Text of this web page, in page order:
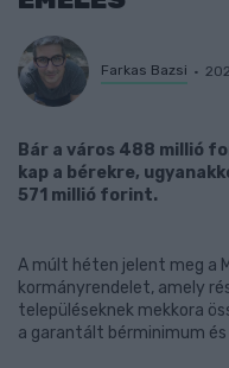
Farkas Bazsi
Bár a város 488 millió
kap a bérekre,
571 millió forint.
A múlt héten jelent meg a
kormányrendelet, amely
településeknek mekkora
a garantált bérminimum